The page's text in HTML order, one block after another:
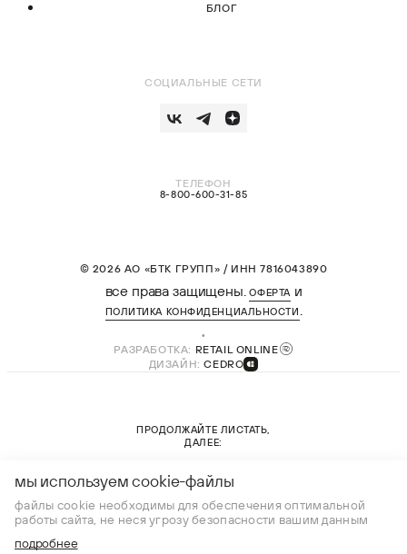
СОЦИАЛЬНЫЕ СЕТИ
ТЕЛЕФОН
8-800-600-31-85
БЛОГ
© 2026 АО «БТК ГРУПП» / ИНН 7816043890
все права защищены.ОФЕРТАи
ПОЛИТИКА КОНФИДЕНЦИАЛЬНОСТИ .
РАЗРАБОТКА: RETAIL ONLINE
ДИЗАЙН:CEDRO
ПРОДОЛЖАЙТЕ ЛИСТАТЬ,
ДАЛЕЕ:
новая коллекция
мы используем cookie-файлы
файлы cookie необходимы для обеспечения оптимальной
работы сайта, не неся угрозу безопасности вашим данным
подробнее